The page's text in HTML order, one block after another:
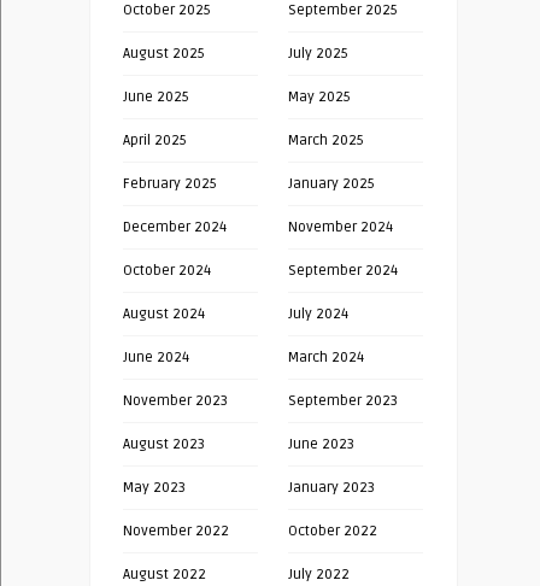
October 2025 September 2025
August 2025 July 2025
June 2025 May 2025
April 2025 March 2025
February 2025 January 2025
December 2024 November 2024
October 2024 September 2024
August 2024 July 2024
June 2024 March 2024
November 2023 September 2023
August 2023 June 2023
May 2023 January 2023
November 2022 October 2022
August 2022 July 2022